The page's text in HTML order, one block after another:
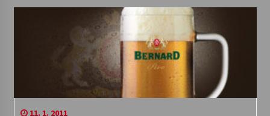
11. 1. 2011